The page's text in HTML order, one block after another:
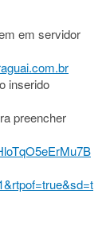
em servidor
inserido
preencher